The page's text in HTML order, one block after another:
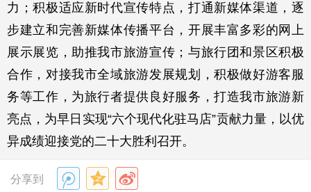
力；积极适应新时代宣传特点，打通新媒体渠道，逐
步建立和完善新媒体传播平台，开展丰富多彩的网上
展示展览，助推我市旅游宣传；与旅行团和景区积极
合作，对接我市全域旅游发展规划，积极做好游客服
务等工作，为旅行者提供良好服务，打造我市旅游新
亮点，为早日实现“六个现代化驻马店”贡献力量，以优
异成绩迎接党的二十大胜利召开。
分享到